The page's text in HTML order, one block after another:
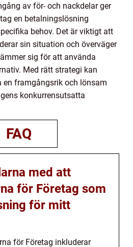
av för- och nackdelar ger
en betalningslösning
behov. Det är viktigt att
sin situation och överväger
sig för att använda
Med rätt strategi kan
en framgångsrik och lönsam
konkurrensutsatta
FAQ
med att
för Företag som
för mitt
för Företag inkluderar